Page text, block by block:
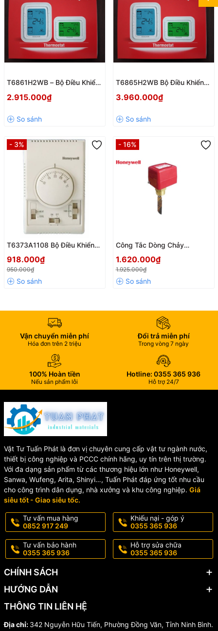
T6861H2WB – Bộ Điều Khiển
Không Gian Hiện Đại
2.915.000₫
T6865H2WB Bộ Điều Khiển
Thermostat – Giải Pháp Điều
Gian Hiện Đại
3.960.000₫
- 3%
T6373A1108 Bộ Điều Khiển
Pháp Điều Khiển Nhiệt Độ
Chính Xác Cho Hệ Thống FCU
918.000₫
950.000₫
- 16%
Công Tắc Dòng Chảy
Pháp Giám Sát Dòng Chảy
Hiệu Quả
1.620.000₫
1.925.000₫
Vận chuyển miễn phí
Hóa đơn trên 2 triệu
Đổi trả miễn phí
Trong vòng 7 ngày
100% Hoàn tiền
Nếu sản phẩm lỗi
Hotline: 0355 365 936
Hỗ trợ 24/7
Vật Tư Tuấn Phát là đơn vị chuyên cung cấp vật tư ngành nước,
thiết bị công nghiệp và PCCC chính hãng, uy tín trên thị trường.
Với đa dạng sản phẩm từ các thương hiệu lớn như Honeywell,
Sanwa, Wufeng, Arita, Shinyi…, Tuấn Phát đáp ứng tốt nhu cầu
cho công trình dân dụng, nhà xưởng và khu công nghiệp. Giá
siêu tốt - Giao siêu tốc.
Tư vấn mua hàng
0852 917 249
Khiếu nại - góp ý
0355 365 936
Tư vấn bảo hành
0355 365 936
Hỗ trợ sửa chữa
0355 365 936
CHÍNH SÁCH
HƯỚNG DẪN
THÔNG TIN LIÊN HỆ
Địa chỉ: 342 Nguyễn Hữu Tiến, Phường Đồng Văn, Tỉnh Ninh Bình.